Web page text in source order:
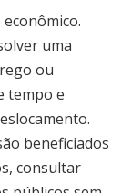
uma
ou
tempo e
beneficiados
consultar